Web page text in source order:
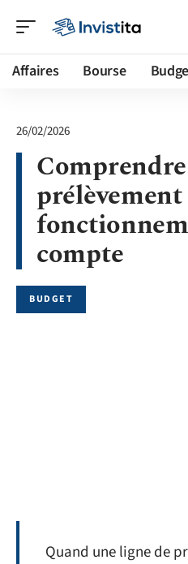
Affaires Bourse
26/02/2026
compte
BUDGET
Quand une ligne de